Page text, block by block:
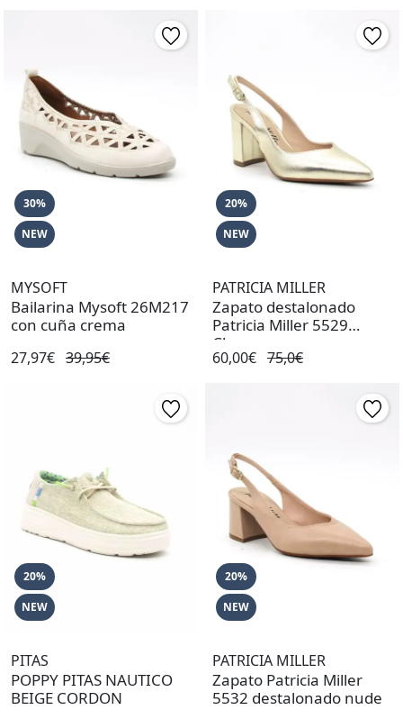
30%
NEW
MYSOFT
Bailarina Mysoft 26M217
con cuña crema
27,97€ 39,95€
20%
NEW
PATRICIA MILLER
Zapato destalonado
Patricia Miller 5529
Champagne
60,00€ 75,0€
20%
NEW
PITAS
POPPY PITAS NAUTICO
BEIGE CORDON
20%
NEW
PATRICIA MILLER
Zapato Patricia Miller
5532 destalonado nude